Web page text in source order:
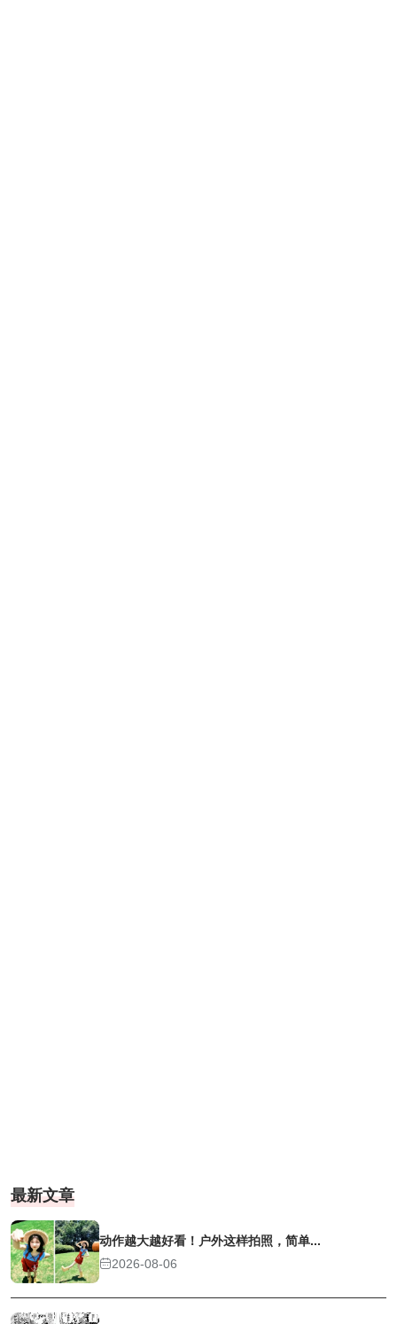
最新文章
动作越大越好看！户外这样拍照，简单...
2026-08-06